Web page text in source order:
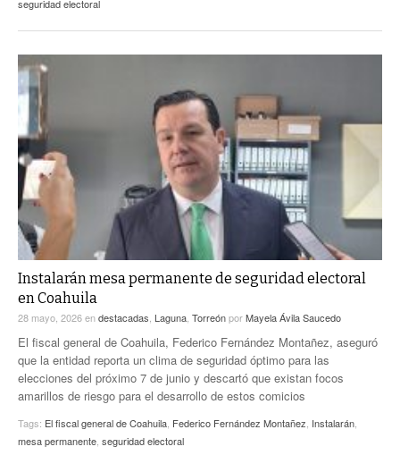
seguridad electoral
Instalarán mesa permanente de seguridad electoral
en Coahuila
28 mayo, 2026endestacadas Laguna TorreónporMayela Ávila Saucedo
El fiscal general de Coahuila, Federico Fernández Montañez, aseguró
que la entidad reporta un clima de seguridad óptimo para las
elecciones del próximo 7 de junio y descartó que existan focos
amarillos de riesgo para el desarrollo de estos comicios
Tags: El fiscal general de Coahuila Federico Fernández Montañez Instalarán
mesa permanente seguridad electoral